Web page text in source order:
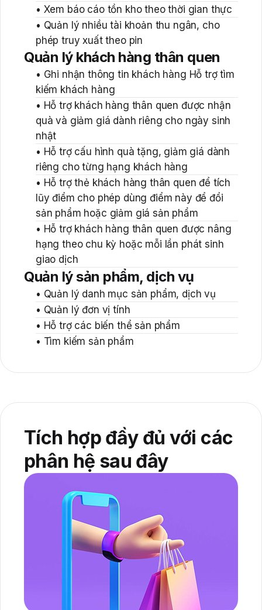
• Xem báo cáo tồn kho theo thời gian thực
• Quản lý nhiều tài khoản thu ngân, cho
phép truy xuất theo pin
Quản lý khách hàng thân quen
• Ghi nhận thông tin khách hàng Hỗ trợ tìm
kiếm khách hàng
• Hỗ trợ khách hàng thân quen được nhận
quà và giảm giá dành riêng cho ngày sinh
nhật
• Hỗ trợ cấu hình quà tặng, giảm giá dành
riêng cho từng hạng khách hàng
• Hỗ trợ thẻ khách hàng thân quen để tích
lũy điểm cho phép dùng điểm này để đổi
sản phẩm hoặc giảm giá sản phẩm
• Hỗ trợ khách hàng thân quen được nâng
hạng theo chu kỳ hoặc mỗi lần phát sinh
giao dịch
Quản lý sản phẩm, dịch vụ
• Quản lý danh mục sản phẩm, dịch vụ
• Quản lý đơn vị tính
• Hỗ trợ các biến thể sản phẩm
• Tìm kiếm sản phẩm
Tích hợp đầy đủ với các
phân hệ sau đây